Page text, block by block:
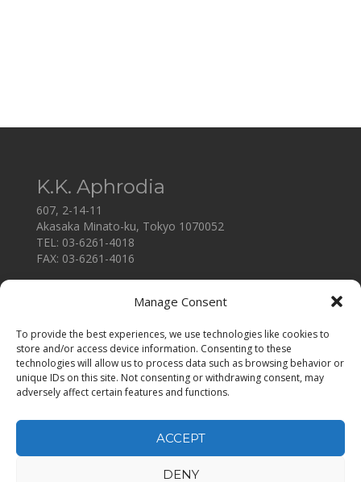
Manage Consent
To provide the best experiences, we use technologies like cookies to
store and/or access device information. Consenting to these
technologies will allow us to process data such as browsing behavior or
unique IDs on this site. Not consenting or withdrawing consent, may
adversely affect certain features and functions.
ACCEPT
DENY
K.K. Aphrodia
607, 2-14-11
Akasaka Minato-ku, Tokyo 1070052
TEL: 03-6261-4018
FAX: 03-6261-4016
加入我们
联系我们
用人企业
个人情报保护方针